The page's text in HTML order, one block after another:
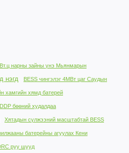
нарны зайны үнэ Мьянмарын
нэгд BESS чингэлэг 4МВт цаг Саудын
хамгийн хямд батерей
бөөний худалдаа
Хятадын сүлжээний масштабтай BESS
батерейны агуулах Кени
руу шууд